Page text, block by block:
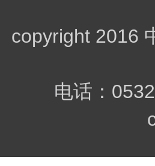
copyright 2016
电话：